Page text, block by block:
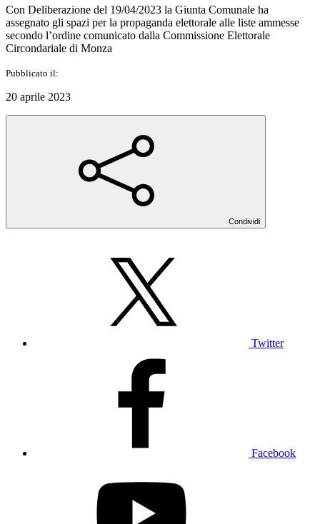
Con Deliberazione del 19/04/2023 la Giunta Comunale ha
assegnato gli spazi per la propaganda elettorale alle liste ammesse
secondo l’ordine comunicato dalla Commissione Elettorale
Circondariale di Monza
Pubblicato il:
20 aprile 2023
Condividi
Twitter
Facebook